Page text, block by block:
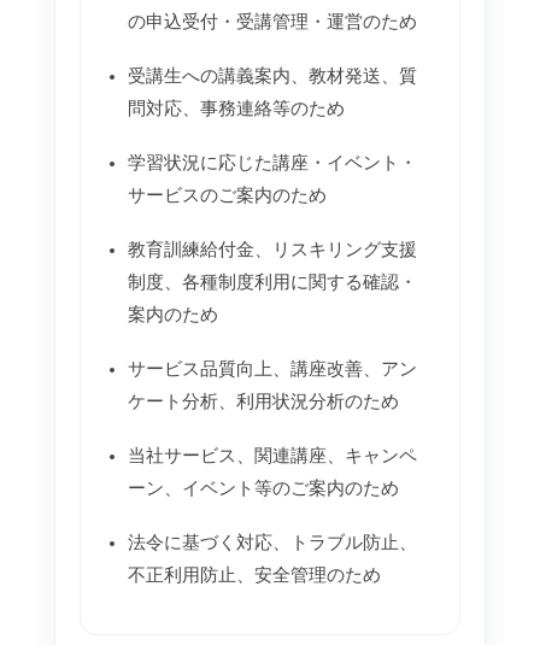
の申込受付・受講管理・運営のため
受講生への講義案内、教材発送、質
問対応、事務連絡等のため
学習状況に応じた講座・イベント・
サービスのご案内のため
教育訓練給付金、リスキリング支援
制度、各種制度利用に関する確認・
案内のため
サービス品質向上、講座改善、アン
ケート分析、利用状況分析のため
当社サービス、関連講座、キャンペ
ーン、イベント等のご案内のため
法令に基づく対応、トラブル防止、
不正利用防止、安全管理のため